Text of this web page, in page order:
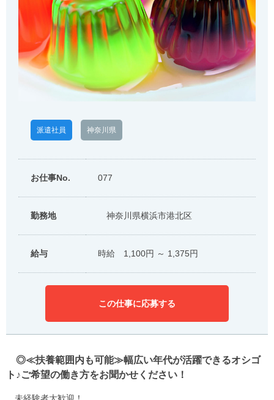
派遣社員 神奈川県
お仕事No. 077
勤務地 神奈川県横浜市港北区
給与 時給 1,100円 ～ 1,375円
この仕事に応募する
◎≪扶養範囲内も可能≫幅広い年代が活躍できるオシゴ
ト♪ご希望の働き方をお聞かせください！